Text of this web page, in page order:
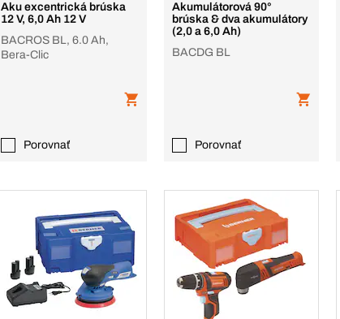
Aku excentrická brúska
12 V, 6,0 Ah 12 V
BACROS BL, 6.0 Ah,
Bera-Clic
Porovnať
Akumulátorová 90°
brúska & dva akumulátory
(2,0 a 6,0 Ah)
BACDG BL
Porovnať